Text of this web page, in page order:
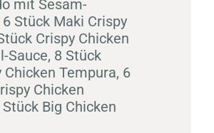
mit Sesam-
Stück Maki Crispy
Crispy Chicken
Sauce, 8 Stück
Chicken Tempura, 6
Chicken
Stück Big Chicken